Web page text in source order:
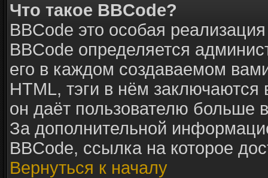
Что такое BBCode?
BBCode это особая
BBCode определяется
его в каждом создаваемом
HTML, тэги в нём
он даёт пользователю больше
За дополнительной
BBCode, ссылка на которое
Вернуться к началу